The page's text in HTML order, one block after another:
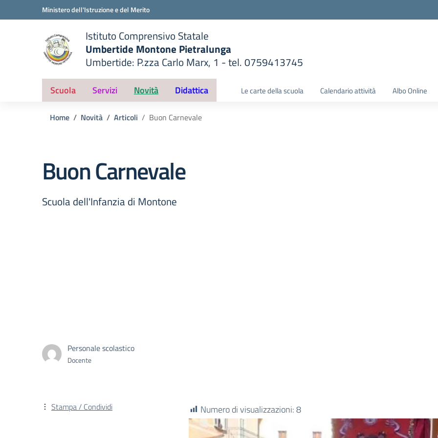
Vai ai contenuti
Vai al menu di navigazioneMinistero dell'Istruzione e del Merito
scuola
Istituto Comprensivo Statale
Umbertide Montone Pietralunga
Umbertide: P.zza Carlo Marx, 1 - tel. 0759413745
— Visita la pagina iniziale della scuola
Scuola Servizi Novità Didattica Le carte della scuola Calendario attività Albo Online
Home Novità Articoli Buon Carnevale
Buon Carnevale
Scuola dell'Infanzia di Montone
Personale scolastico
Docente
Numero di visualizzazioni:8
Stampa / Condividi